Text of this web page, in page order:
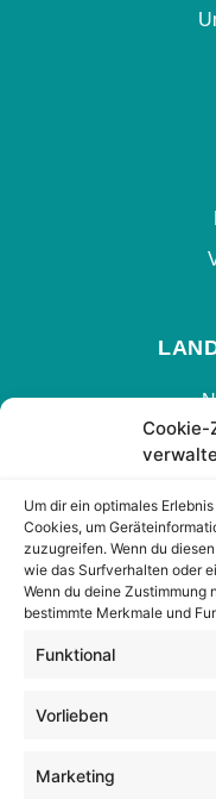
Cookie-
Um dir ein optimales
Cookies, um
zuzugreifen. Wenn du
wie das Surfverhalten oder
Wenn du deine
bestimmte Merkmale und
Funktional
Vorlieben
Marketing